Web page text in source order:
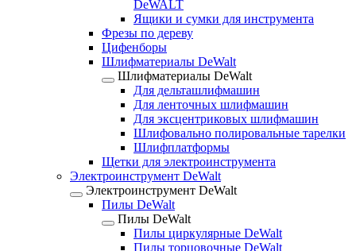
DeWALT
Ящики и сумки для инструмента
Фрезы по дереву
Цифенборы
Шлифматериалы DeWalt
Шлифматериалы DeWalt
Для дельташлифмашин
Для ленточных шлифмашин
Для эксцентриковых шлифмашин
Шлифовально полировальные тарелки
Шлифплатформы
Щетки для электроинструмента
Электроинструмент DeWalt
Электроинструмент DeWalt
Пилы DeWalt
Пилы DeWalt
Пилы циркулярные DeWalt
Пилы торцовочные DeWalt